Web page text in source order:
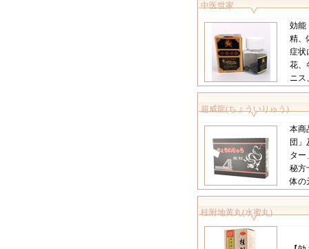
中医世家
効能
精、
症状
花、
ニス
超威龍(ちょういりゅう)
本商
団
ター
秘方
体の
桂附地黄丸(水蜜丸)